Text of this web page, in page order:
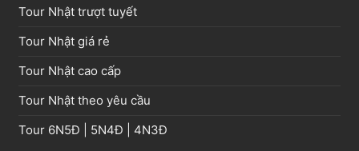
Tour Nhật trượt tuyết
Tour Nhật giá rẻ
Tour Nhật cao cấp
Tour Nhật theo yêu cầu
Tour 6N5Đ 5N4Đ 4N3Đ